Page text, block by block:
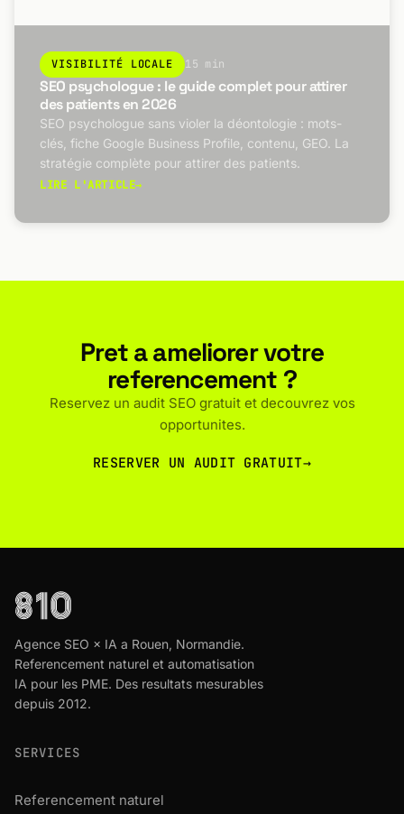
VISIBILITÉ LOCALE 15 min
SEO psychologue : le guide complet pour attirer
des patients en 2026
SEO psychologue sans violer la déontologie : mots-
clés, fiche Google Business Profile, contenu, GEO. La
stratégie complète pour attirer des patients.
LIRE L'ARTICLE→
Pret a ameliorer votre
referencement ?
Reservez un audit SEO gratuit et decouvrez vos
opportunites.
RESERVER UN AUDIT GRATUIT→
Agence SEO × IA a Rouen, Normandie.
Referencement naturel et automatisation
IA pour les PME. Des resultats mesurables
depuis 2012.
SERVICES
Referencement naturel